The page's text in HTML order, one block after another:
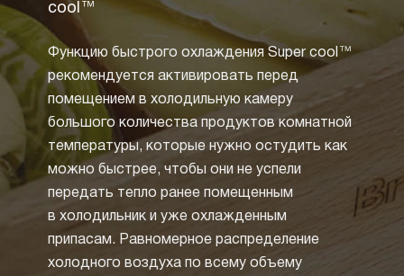
cool™
Функцию быстрого охлаждения Super cool™
рекомендуется активировать перед
помещением в холодильную камеру
большого количества продуктов комнатной
температуры, которые нужно остудить как
можно быстрее, чтобы они не успели
передать тепло ранее помещенным
в холодильник и уже охлажденным
припасам. Равномерное распределение
холодного воздуха по всему объему
от